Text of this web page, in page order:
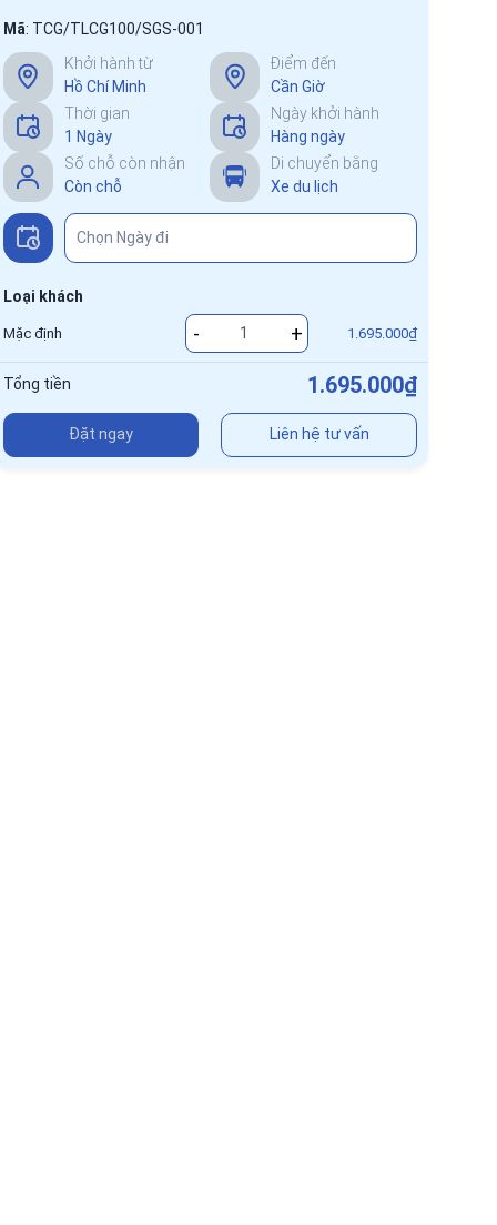
Mã: TCG/TLCG100/SGS-001
Khởi hành từ
Hồ Chí Minh
Điểm đến
Cần Giờ
Thời gian
1 Ngày
Ngày khởi hành
Hàng ngày
Số chỗ còn nhận
Còn chỗ
Di chuyển bằng
Xe du lịch
Loại khách
Mặc định - + 1.695.000₫
Tổng tiền 1.695.000₫
Đặt ngay Liên hệ tư vấn